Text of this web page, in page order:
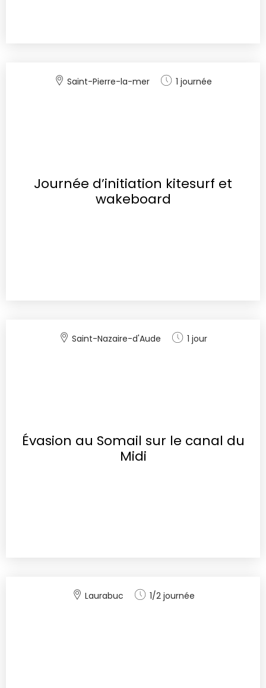
Saint-Pierre-la-mer 1 journée
Journée d’initiation kitesurf et
wakeboard
Saint-Nazaire-d'Aude 1 jour
Évasion au Somail sur le canal du
Midi
Laurabuc 1/2 journée